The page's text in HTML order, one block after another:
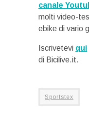
canale
molti video-
ebike di vario
Iscrivetevi qui
di Bicilive.it.
Sportstex